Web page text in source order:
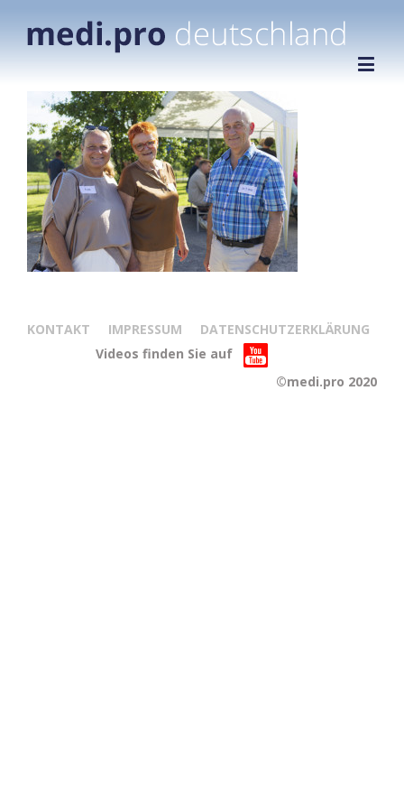
KONTAKT IMPRESSUM
DATENSCHUTZERKLÄRUNG
Videos finden Sie auf
©medi.pro 2020